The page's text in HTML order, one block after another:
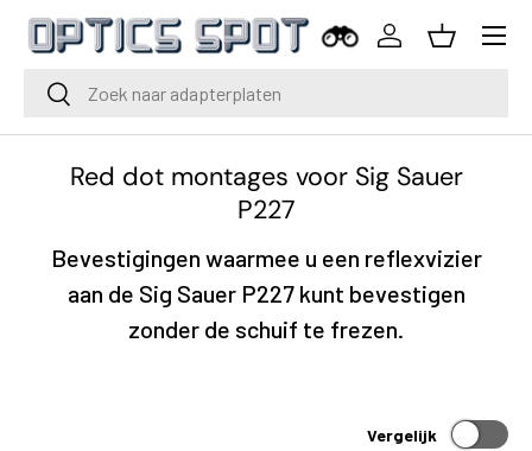
Ga naar inhoud
Zoeken
Zoeken
InloggenMand
Menu
Red dot montages voor Sig Sauer
P227
Bevestigingen waarmee u een reflexvizier
aan de Sig Sauer P227 kunt bevestigen
zonder de schuif te frezen.
Vergelijk